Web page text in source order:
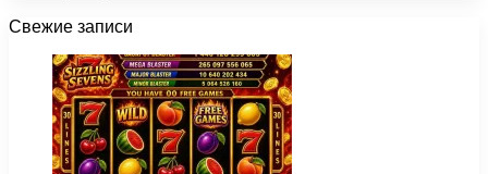
Свежие записи